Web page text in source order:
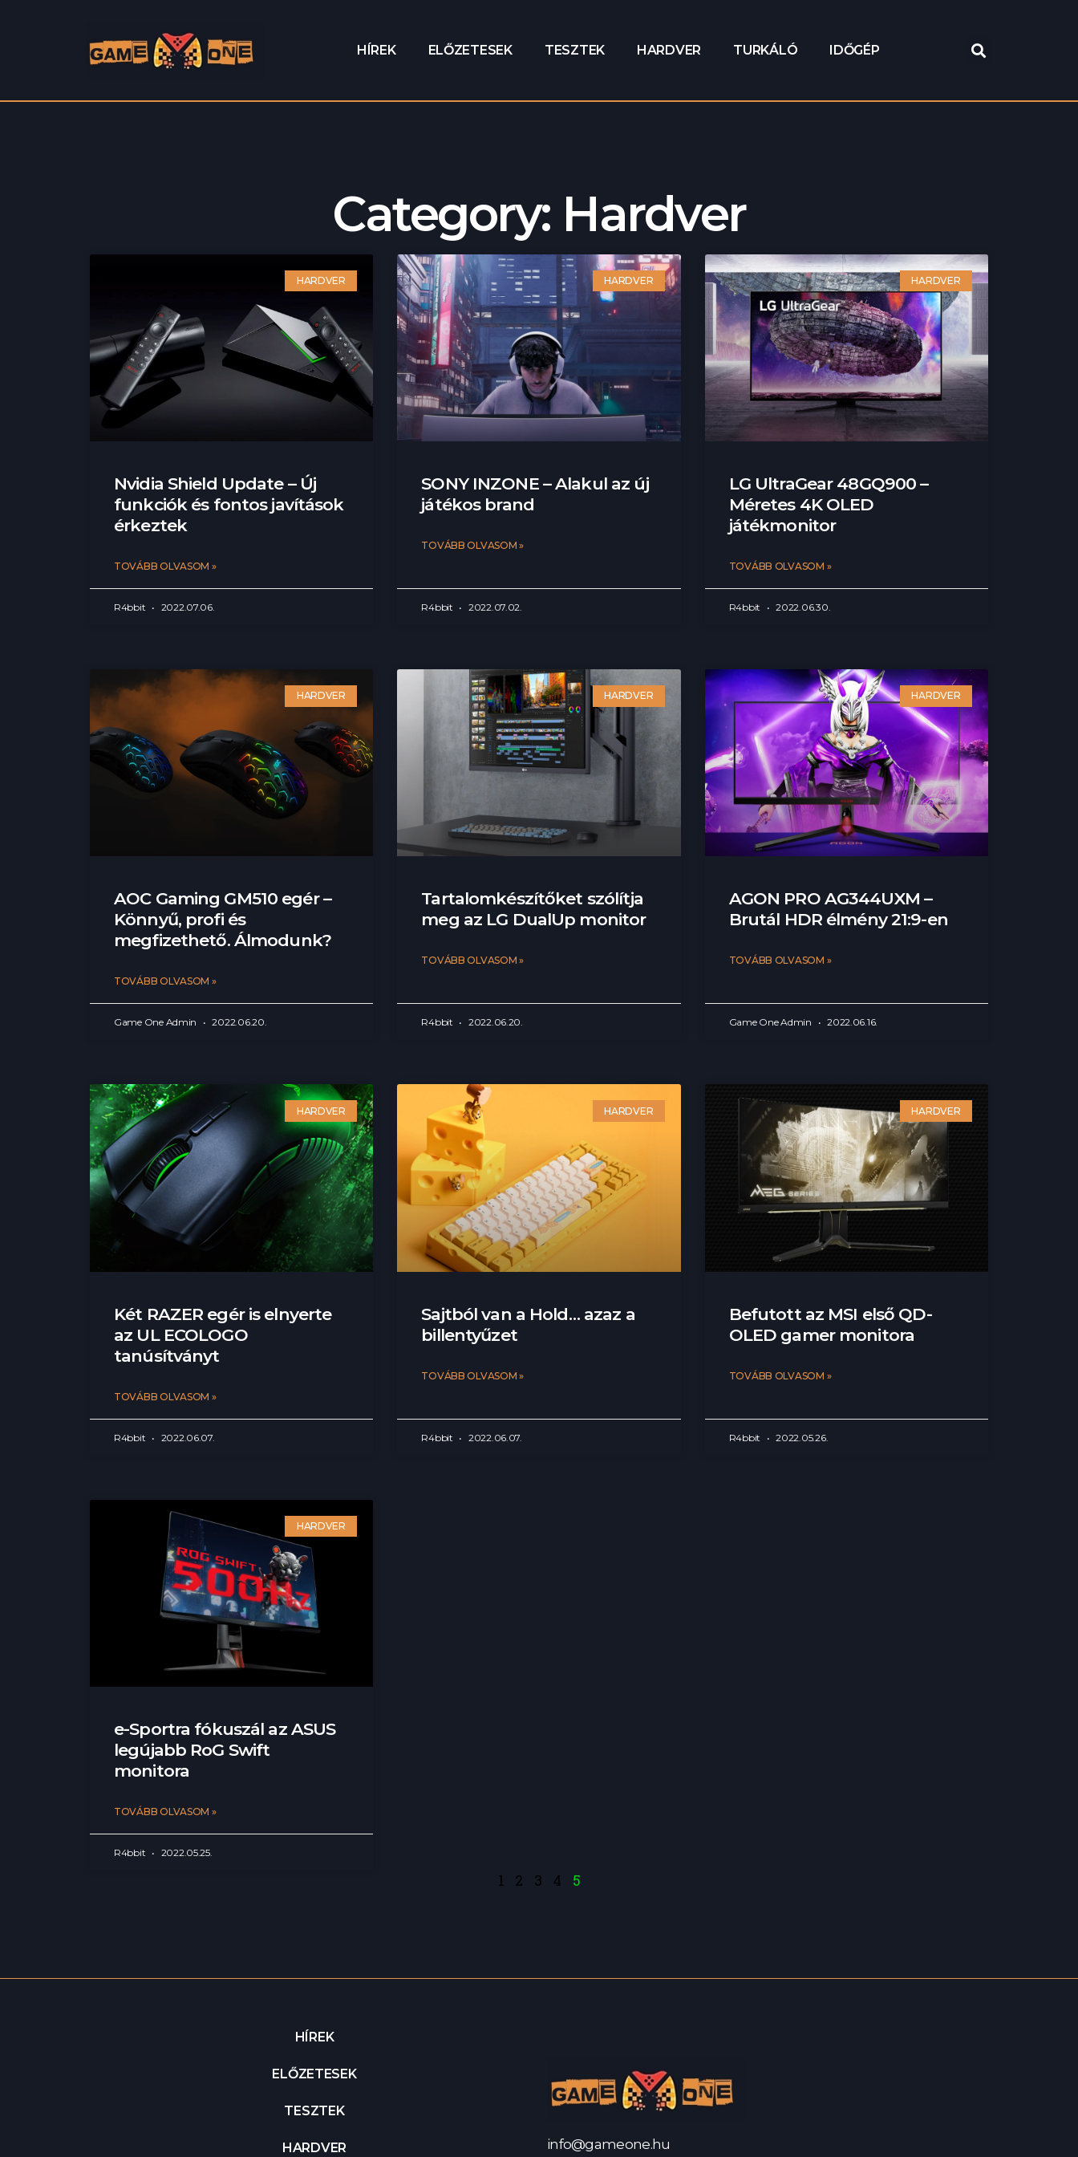
HÍREK ELŐZETESEK TESZTEK HARDVER TURKÁLÓ IDŐGÉP
Category: Hardver
HARDVER
Nvidia Shield Update – Új
funkciók és fontos javítások
érkeztek
TOVÁBB OLVASOM »
R4bbit 2022.07.06.
HARDVER
SONY INZONE – Alakul az új
játékos brand
TOVÁBB OLVASOM »
R4bbit 2022.07.02.
HARDVER
LG UltraGear 48GQ900 –
Méretes 4K OLED
játékmonitor
TOVÁBB OLVASOM »
R4bbit 2022.06.30.
HARDVER
AOC Gaming GM510 egér –
Könnyű, profi és
megfizethető. Álmodunk?
TOVÁBB OLVASOM »
Game One Admin 2022.06.20.
HARDVER
Tartalomkészítőket szólítja
meg az LG DualUp monitor
TOVÁBB OLVASOM »
R4bbit 2022.06.20.
HARDVER
AGON PRO AG344UXM –
Brutál HDR élmény 21:9-en
TOVÁBB OLVASOM »
Game One Admin 2022.06.16.
HARDVER
Két RAZER egér is elnyerte
az UL ECOLOGO
tanúsítványt
TOVÁBB OLVASOM »
R4bbit 2022.06.07.
HARDVER
Sajtból van a Hold… azaz a
billentyűzet
TOVÁBB OLVASOM »
R4bbit 2022.06.07.
HARDVER
Befutott az MSI első QD-
OLED gamer monitora
TOVÁBB OLVASOM »
R4bbit 2022.05.26.
HARDVER
e-Sportra fókuszál az ASUS
legújabb RoG Swift
monitora
TOVÁBB OLVASOM »
R4bbit 2022.05.25.
1 2 3 4 5
HÍREK
ELŐZETESEK
TESZTEK
HARDVER info@gameone.hu